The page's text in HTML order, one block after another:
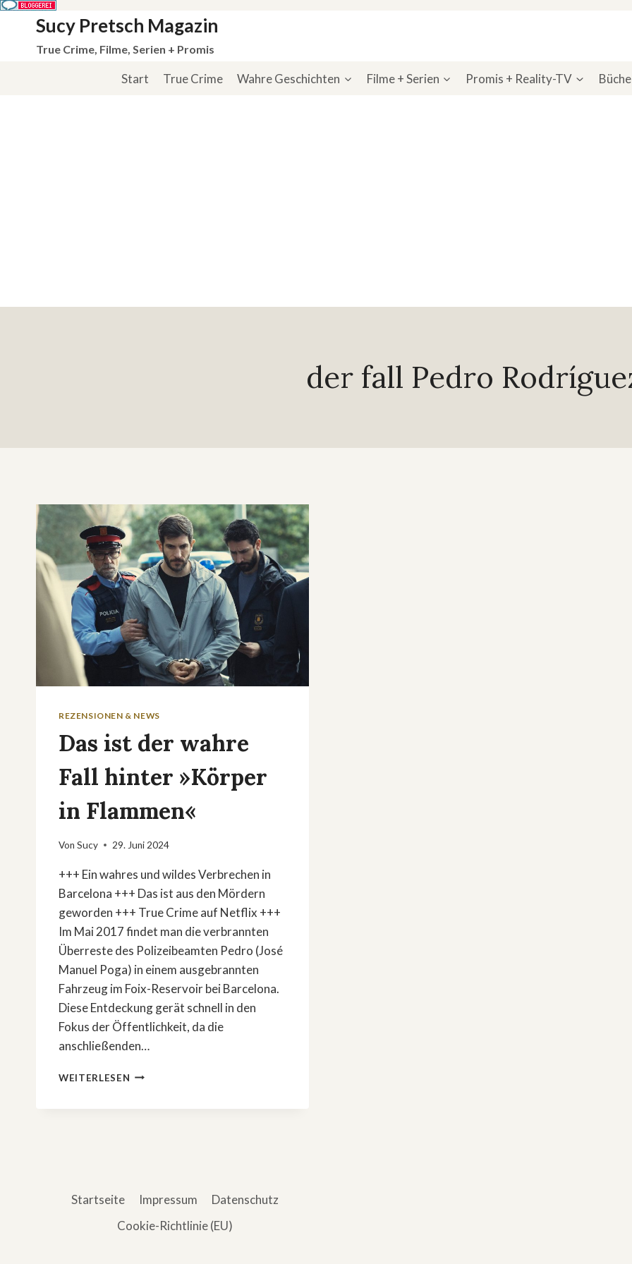
springen
Sucy Pretsch Magazin
True Crime, Filme, Serien + Promis
Start True Crime Wahre Geschichten Filme + Serien Promis + Reality-TV
der fall Pedro
REZENSIONEN & NEWS
Das ist der wahre
Fall hinter »Körper
in Flammen«
Von Sucy 29. Juni 2024
+++ Ein wahres und wildes Verbrechen in
Barcelona +++ Das ist aus den Mördern
geworden +++ True Crime auf Netflix +++
Im Mai 2017 findet man die verbrannten
Überreste des Polizeibeamten Pedro (José
Manuel Poga) in einem ausgebrannten
Fahrzeug im Foix-Reservoir bei Barcelona.
Diese Entdeckung gerät schnell in den
Fokus der Öffentlichkeit, da die
anschließenden…
WEITERLESEN DAS
Startseite Impressum
Datenschutz
Cookie-Richtlinie (EU)